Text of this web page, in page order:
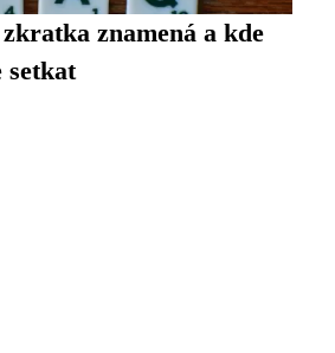
znamená a kde
setkat